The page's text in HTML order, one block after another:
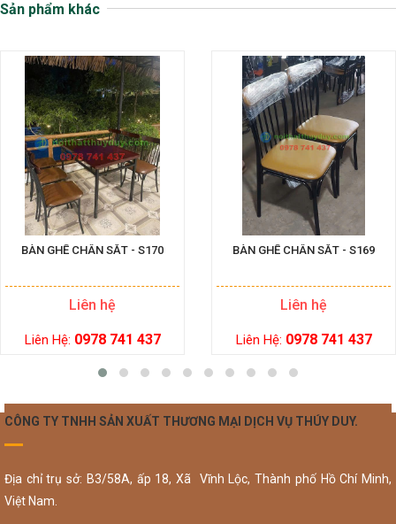
Sản phẩm khác
BÀN GHẾ CHÂN SẮT - S170
Liên hệ
Liên Hệ: 0978 741 437
BÀN GHẾ CHÂN SẮT - S169
Liên hệ
Liên Hệ: 0978 741 437
CÔNG TY TNHH SẢN XUẤT THƯƠNG MẠI DỊCH VỤ THÚY DUY.
Địa chỉ trụ sở: B3/58A, ấp 18, Xã Vĩnh Lộc, Thành phố Hồ Chí Minh,
Việt Nam.